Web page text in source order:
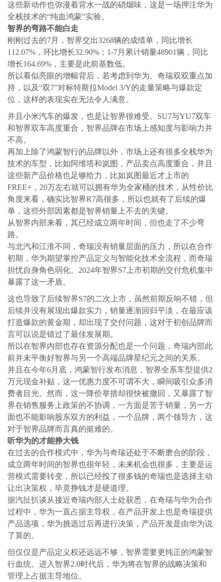
这些新动作也弥漫着背水一战的硝烟味，这是一场押注华为
全栈技术的“纯血鸿蒙”实验。
智界的弯路不能白走
刚刚过去的7月，智界交出3268辆的成绩单，同比增长
112.07%，环比增长32.90%；1-7月累计销量48901辆，同比
增长164.69%，主要是此前基数低。
所以看似亮眼的增幅背后，若考虑到华为、奇瑞双双重点加
持，以及“双7”对标特斯拉Model 3/Y的走量策略与爆款定
位，这样的表现实在无法令人满意。
并且小米汽车的爆发，也是让智界很难受。SU7与YU7双车
和智界双车高度重合，智界品牌在市场上感知度与影响力并
不高。
再加上除了鸿蒙智行的品牌以外，市场上还有很多全栈华为
技术的车型，比如阿维塔和岚图，产品卖点高度重合，并且
这些新产品价格也足够给力，比如岚图最近才上市的
FREE+，20万左右就可以拥有华为全家桶的技术，从性价比
角度来看，确实比智界R7高很多，所以也就有了后续的爆
单，这些外部因素都是智界销量上不去的关键。
从智界内部来看，其已经成立两年时间，但也走了不少弯
路。
与北汽和江淮不同，奇瑞没有销量层面的压力，所以在合作
初期，华为期望掌控产品定义与智能化技术全流程，而奇瑞
担忧自身角色弱化。2024年智界S7上市初期的交付危机集中
暴露了这一矛盾。
这也导致了后续智界S7的二次上市，虽然前期反响不错，但
后续并没有展现出爆款实力，销量逐渐回归平淡，在最应该
打造爆款的黄金期，却出现了交付问题，这对于初创品牌而
言可以说是错过了最佳发展期。
所以在智界内部也存在资源分配也是一个问题，奇瑞内部此
前并未平衡好智界与另一个高端品牌星纪元之间的关系。
并且在今年6月底，鸿蒙智行发布消息，智界全系车型提供2
万元现金补贴，这一优惠力度不可谓不大，瞬间吸引众多消
费者目光。然而，这一降价举措却很快被撤回，又暴露了智
界在销售服务上政策的不协调，一方面是苦于销量，另一方
面也不能影响股东双方的利益，一个品牌，两个领导方，这
对于智界品牌而言真的挺难的。
听华为的才能挣大钱
在过去的合作模式中，华为与奇瑞还处于不断磨合的阶段，
成立两年时间的智界也很年轻，未来机会也很多，主要是运
营模式需要转变，所以已经投了很多钱的奇瑞也是选择主动
让出决策权，毕竟挣钱才是硬道理。
据汽扯扒谈从接近奇瑞内部人士处获悉，在奇瑞与华为合作
过程中，华为一直占据主导权，在产品开发上也是奇瑞提供
产品选项，华为挑选过后再进行决策，产品开发是由华为说
了算的。
但仅仅是产品定义权还远远不够，智界需要更纯正的鸿蒙智
行血统。进入智界2.0时代后，华为将在智界的战略决策和
管理上占据主导地位。